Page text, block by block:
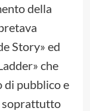
della
Story» ed
che
di pubblico e
soprattutto